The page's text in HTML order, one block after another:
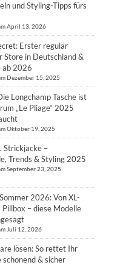
und Styling-Tipps fürs
April 13, 2026
Erster regulär
Store in Deutschland &
ab 2026
Dezember 15, 2025
Longchamp Tasche ist
„Le Pliage“ 2025
Oktober 19, 2025
Strickjacke –
Trends & Styling 2025
September 23, 2025
2026: Von XL-
– diese Modelle
Juli 12, 2026
lösen: So rettet Ihr
schonend & sicher